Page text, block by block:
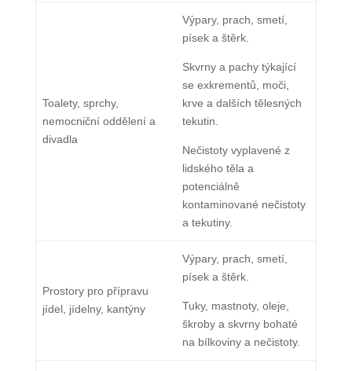
Toalety, sprchy,
nemocniční oddělení a
divadla
Výpary, prach, smetí,
písek a štěrk.
Skvrny a pachy týkající
se exkrementů, moči,
krve a dalších tělesných
tekutin.
Nečistoty vyplavené z
lidského těla a
potenciálně
kontaminované nečistoty
a tekutiny.
Prostory pro přípravu
jídel, jídelny, kantýny
Výpary, prach, smetí,
písek a štěrk.
Tuky, mastnoty, oleje,
škroby a skvrny bohaté
na bílkoviny a nečistoty.